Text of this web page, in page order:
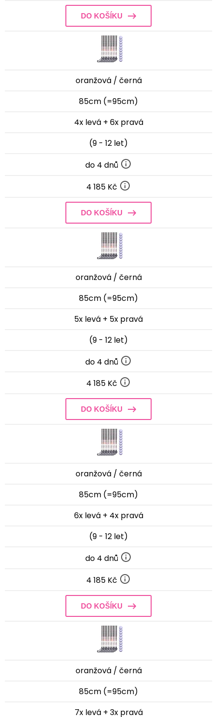
DO KOŠÍKU
oranžová / černá
85cm (=95cm)
4x levá + 6x pravá
(9 - 12 let)
do 4 dnů
4 185 Kč
DO KOŠÍKU
oranžová / černá
85cm (=95cm)
5x levá + 5x pravá
(9 - 12 let)
do 4 dnů
4 185 Kč
DO KOŠÍKU
oranžová / černá
85cm (=95cm)
6x levá + 4x pravá
(9 - 12 let)
do 4 dnů
4 185 Kč
DO KOŠÍKU
oranžová / černá
85cm (=95cm)
7x levá + 3x pravá